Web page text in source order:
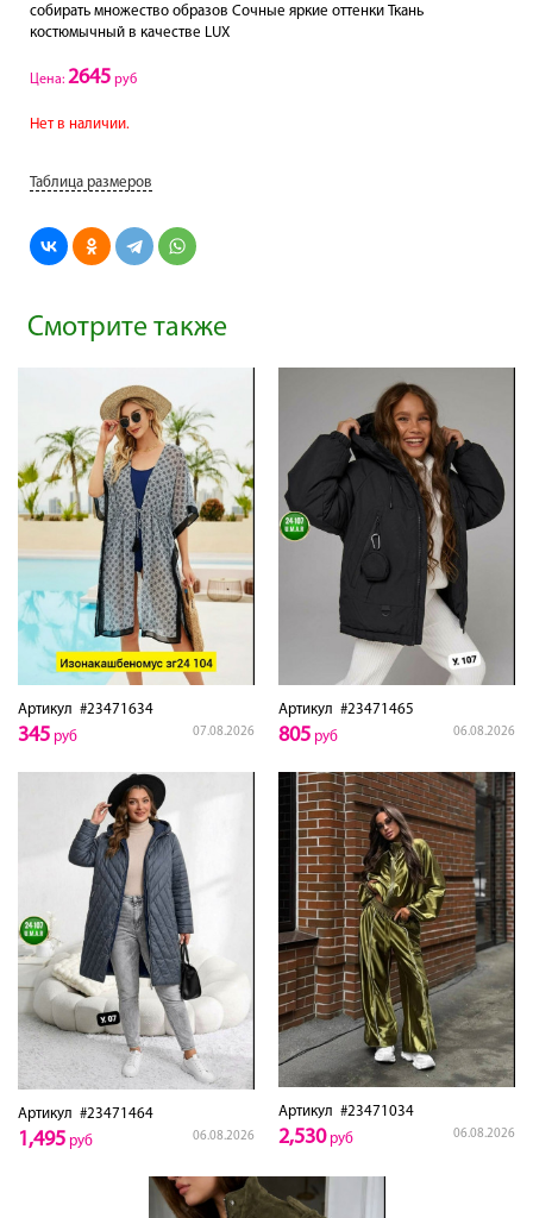
собирать множество образов Сочные яркие оттенки Ткань
костюмычный в качестве LUX
Цена: 2645 руб
Нет в наличии.
Таблица размеров
Смотрите также
Артикул #23471634
07.08.2026
345 руб
Артикул #23471465
06.08.2026
805 руб
Артикул #23471464
06.08.2026
1,495 руб
Артикул #23471034
06.08.2026
2,530руб